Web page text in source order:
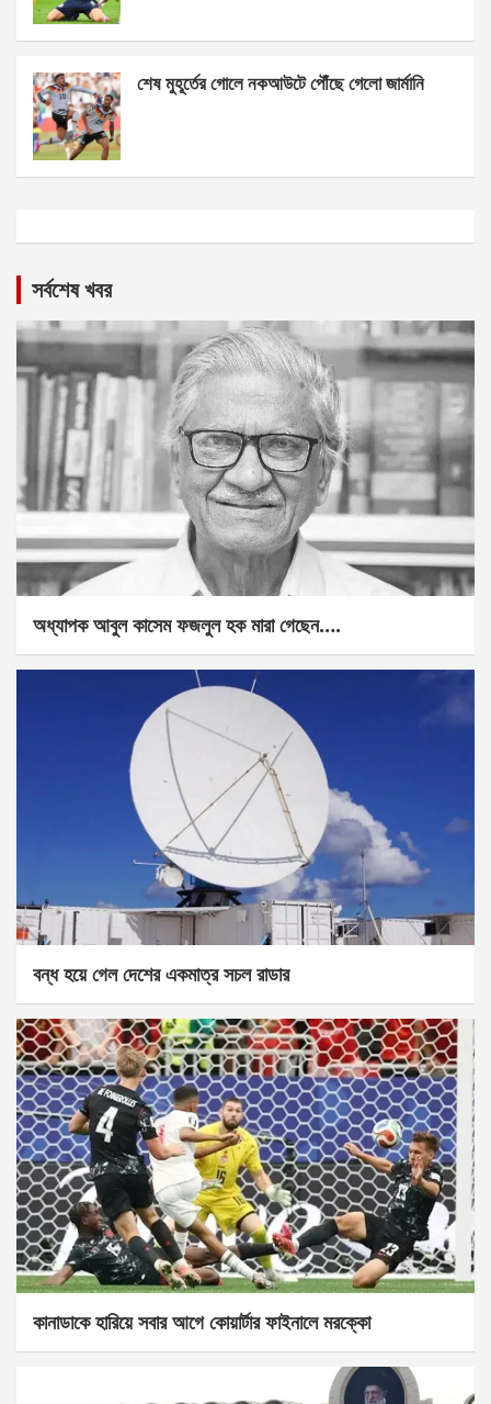
শেষ মুহূর্তের গোলে নকআউটে পৌঁছে গেলো জার্মানি
সর্বশেষ খবর
অধ্যাপক আবুল কাসেম ফজলুল হক মারা গেছেন….
বন্ধ হয়ে গেল দেশের একমাত্র সচল রাডার
কানাডাকে হারিয়ে সবার আগে কোয়ার্টার ফাইনালে মরক্কো